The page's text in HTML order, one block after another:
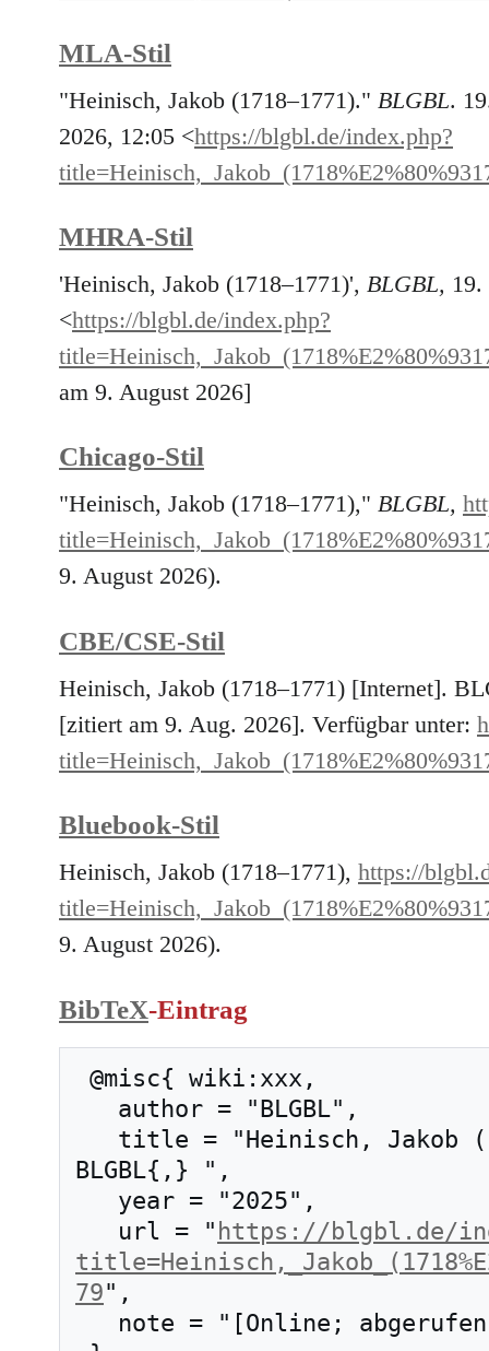
MLA-Stil
"Heinisch, Jakob (1718–1771)." BLGBL.
2026, 12:05 <https://blgbl.de/index.php?
MHRA-Stil
'Heinisch, Jakob (1718–1771)', BLGBL,
<https://blgbl.de/index.php?
am 9. August 2026]
Chicago-Stil
"Heinisch, Jakob (1718–1771)," BLGBL,
9. August 2026).
CBE/CSE-Stil
Heinisch, Jakob (1718–1771) [Internet].
[zitiert am 9. Aug. 2026]. Verfügbar unter:
Bluebook-Stil
Heinisch, Jakob (1718–1771), https://
9. August 2026).
BibTeX-Eintrag
BLGBL{,} ",
   url = "
https://blgbl.de/
79",